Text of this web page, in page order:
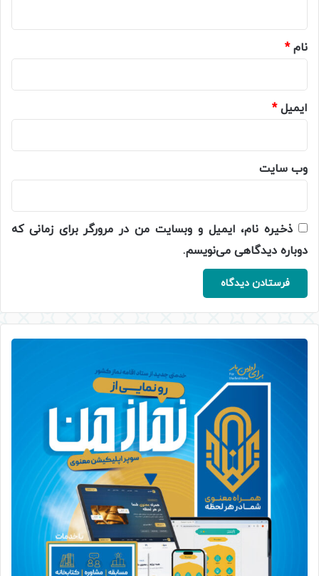
نام*
ایمیل*
وب‌ سایت
ذخیره نام، ایمیل و وبسایت من در مرورگر برای زمانی که
دوباره دیدگاهی می‌نویسم.